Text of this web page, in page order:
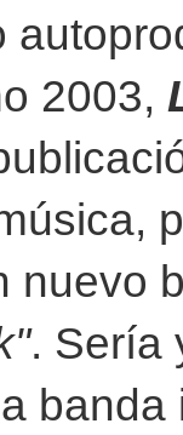
2003,
nuevo
. Sería
banda